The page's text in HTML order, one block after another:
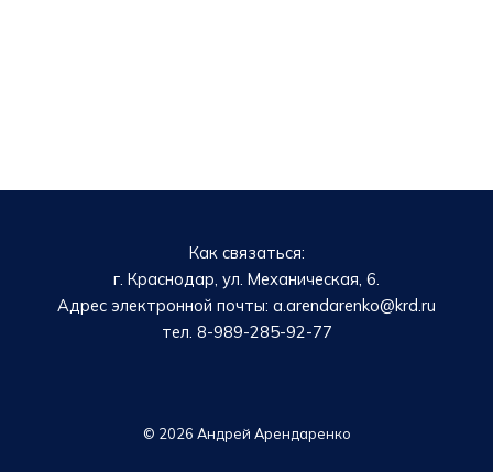
Как связаться:
г. Краснодар, ул. Механическая, 6.
Адрес электронной почты: a.arendarenko@krd.ru
тел. 8-989-285-92-77
© 2026 Андрей Арендаренко